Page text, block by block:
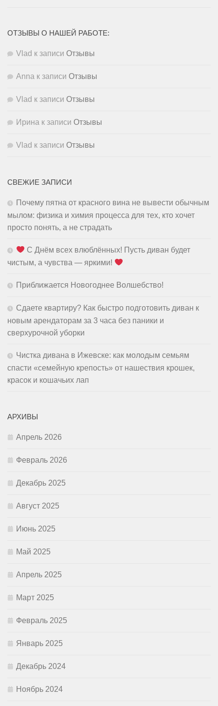
ОТЗЫВЫ О НАШЕЙ РАБОТЕ:
Vlad к записи Отзывы
Anna к записи Отзывы
Vlad к записи Отзывы
Ирина к записи Отзывы
Vlad к записи Отзывы
СВЕЖИЕ ЗАПИСИ
Почему пятна от красного вина не вывести обычным
мылом: физика и химия процесса для тех, кто хочет
просто понять, а не страдать
С Днём всех влюблённых! Пусть диван будет
чистым, а чувства — яркими!
Приближается Новогоднее Волшебство!
Сдаете квартиру? Как быстро подготовить диван к
новым арендаторам за 3 часа без паники и
сверхурочной уборки
Чистка дивана в Ижевске: как молодым семьям
спасти «семейную крепость» от нашествия крошек,
красок и кошачьих лап
АРХИВЫ
Апрель 2026
Февраль 2026
Декабрь 2025
Август 2025
Июнь 2025
Май 2025
Апрель 2025
Март 2025
Февраль 2025
Январь 2025
Декабрь 2024
Ноябрь 2024